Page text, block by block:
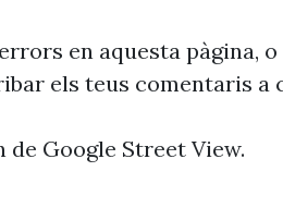
en aquesta pàgina,
els teus comentaris a
de Google Street View.